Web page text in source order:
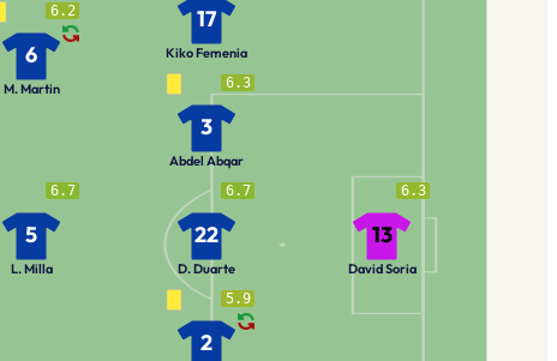
6.3
13
David Soria
5.9
2
6.7
22
D. Duarte
6.3
3
Abdel Abqar
17
Kiko Femenia
6.7
5
L. Milla
6.2
6
M. Martin